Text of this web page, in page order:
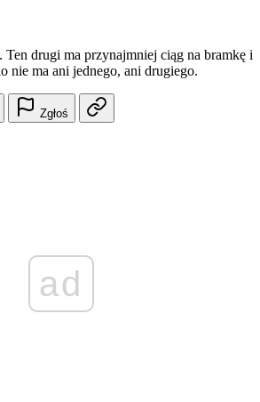
drugi ma przynajmniej ciąg na bramkę i
nie ma ani jednego, ani drugiego.
Zgłoś
ad